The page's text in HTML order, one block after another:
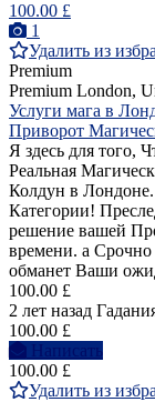
100.00 £
1
Удалить из
Premium
Premium London,
Услуги мага в
Приворот
Я здесь для того,
Реальная
Колдун в
Категории!
решение вашей
времени. а
обманет Ваши
100.00 £
2 лет назад
100.00 £
Написать
100.00 £
Удалить из